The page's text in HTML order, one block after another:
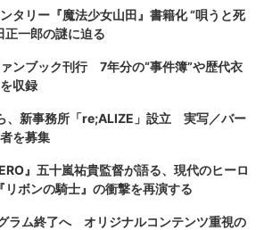
タリー『魔法少女山田』書籍化 “唄うと死
正一郎の謎に迫る
ンブック刊行 7年分の“事件簿”や歴代衣
収録
、新事務所「re;ALIZE」設立 実写／バー
を募集
』五十嵐祐貴監督が語る、現代のヒーロ
ボンの騎士』の衝撃を再演する
ラム終了へ オリジナルコンテンツ重視の